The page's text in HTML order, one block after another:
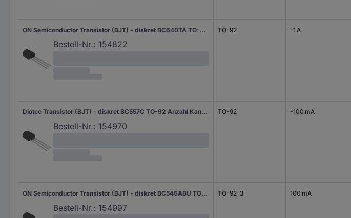
ON Semiconductor Transistor (BJT) - diskret BC640TA TO-92 Anzahl Kanäle 1 PNP
Bestell-Nr.: 154822
TO-92 -1 A
Diotec Transistor (BJT) - diskret BC557C TO-92 Anzahl Kanäle 1 PNP
Bestell-Nr.: 154970
TO-92 -100 mA
ON Semiconductor Transistor (BJT) - diskret BC546ABU TO-92-3 Anzahl Kanäle 1 NPN
Bestell-Nr.: 154997
TO-92-3 100 mA